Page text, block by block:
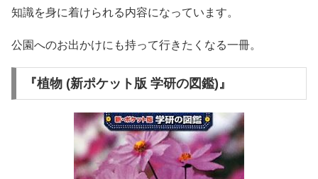
知識を身に着けられる内容になっています。
公園へのお出かけにも持って行きたくなる一冊。
『植物 (新ポケット版 学研の図鑑)』